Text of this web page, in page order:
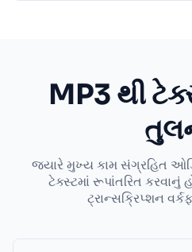
MP3 થી
જ્યારે મુખ્ય કામ સંગ્રહિત
ટેક્સ્ટમાં રૂપાંતરિત કરવાનું
ટ્રાન્સક્રિપ્શન